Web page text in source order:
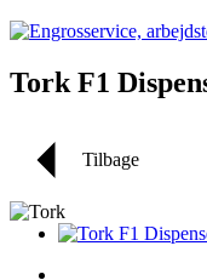
Tork F1
Tilbage